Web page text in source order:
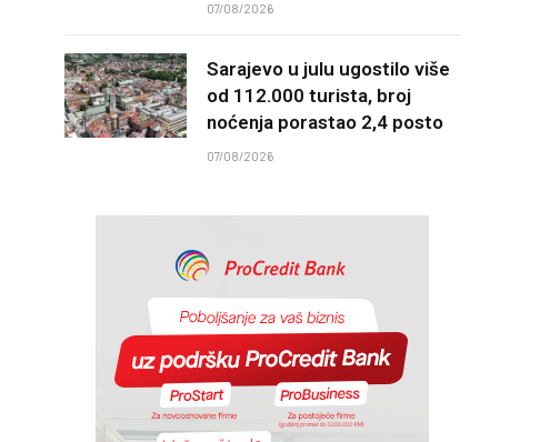
07/08/2026
Sarajevo u julu ugostilo više
od 112.000 turista, broj
noćenja porastao 2,4 posto
07/08/2026